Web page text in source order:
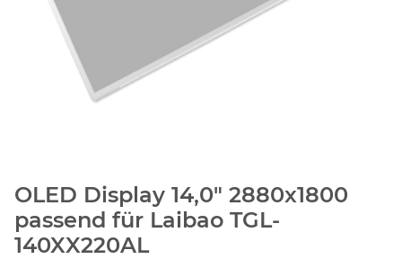
OLED Display 14,0" 2880x1800
passend für Laibao TGL-
140XX220AL